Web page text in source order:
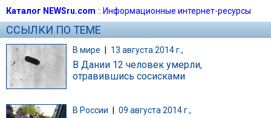
Каталог NEWSru.com :: Информационные интернет-ресурсы
ССЫЛКИ ПО ТЕМЕ
В мире | 13 августа 2014 г.,
В Дании 12 человек умерли,
отравившись сосисками
В России 09 августа 2014 г.,